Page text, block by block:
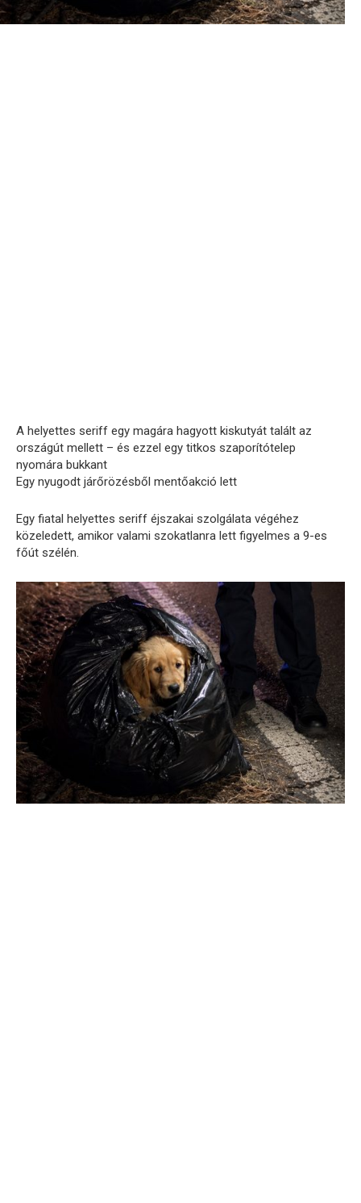
A helyettes seriff egy magára hagyott kiskutyát talált az
országút mellett – és ezzel egy titkos szaporítótelep
nyomára bukkant
Egy nyugodt járőrözésből mentőakció lett
Egy fiatal helyettes seriff éjszakai szolgálata végéhez
közeledett, amikor valami szokatlanra lett figyelmes a 9-es
főút szélén.